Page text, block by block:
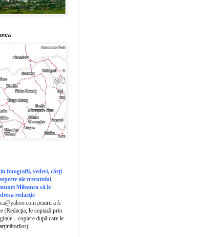
fotografii, vederi, cărţi
ale trecutului
Mileanca să le
redacţie
pentru a fi
(Redacţia, le copiază prin
– copiere după care le